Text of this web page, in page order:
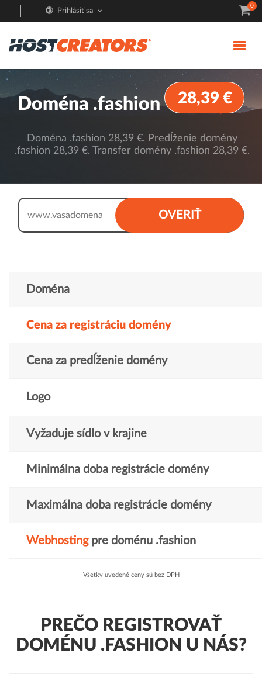
Prihlásiť sa
0
Doména .fashion 28,39 €
Doména .fashion 28,39 €. Predĺženie domény
.fashion 28,39 €. Transfer domény .fashion 28,39 €.
OVERIŤ
www.
Doména
Cena za registráciu domény
Cena za predĺženie domény
Logo
Vyžaduje sídlo v krajine
Minimálna doba registrácie domény
Maximálna doba registrácie domény
Webhostingpre doménu .fashion
Všetky uvedené ceny sú bez DPH
PREČO REGISTROVAŤ
DOMÉNU .FASHION U NÁS?